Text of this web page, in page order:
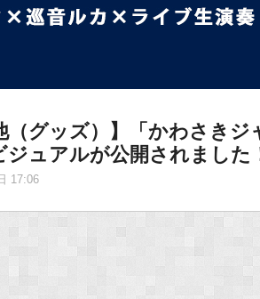
（グッズ）】「かわさき
ジュアルが公開されました
17:06